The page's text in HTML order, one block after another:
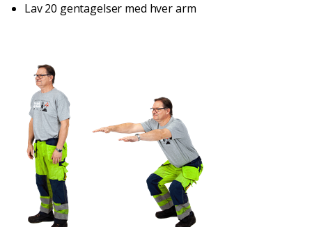
Lav 20 gentagelser med hver arm